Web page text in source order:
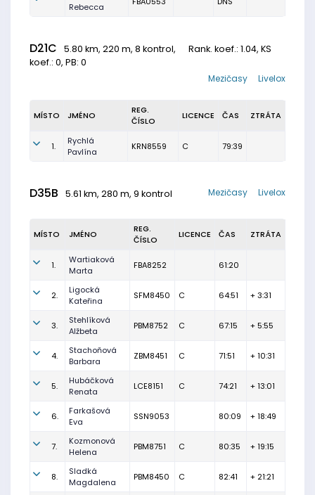
Rebecca
D21C 5.80 km, 220 m, 8 kontrol, Rank. koef.: 1.04, KS
koef.: 0, PB: 0
Livelox
Mezičasy
MÍSTO JMÉNO
REG.
ČÍSLO
LICENCE ČAS ZTRÁTA
1.
Rychlá
Pavlína
KRN8559 C 79:39
D35B 5.61 km, 280 m, 9 kontrol Livelox
Mezičasy
MÍSTO JMÉNO
REG.
ČÍSLO
LICENCE ČAS ZTRÁTA
1.
Wartiaková
Marta
FBA8252 61:20
2.
Ligocká
Kateřina
SFM8450 C 64:51 + 3:31
3.
Stehlíková
Alžbeta
PBM8752 C 67:15 + 5:55
4.
Stachoňová
Barbara
ZBM8451 C 71:51 + 10:31
5.
Hubáčková
Renata
LCE8151 C 74:21 + 13:01
6.
Farkašová
Eva
SSN9053 80:09 + 18:49
7.
Kozmonová
Helena
PBM8751 C 80:35 + 19:15
8.
Sladká
Magdalena
PBM8450 C 82:41 + 21:21